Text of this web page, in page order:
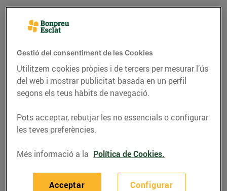
RECEPTES
Paella marinera
Gestió del consentiment de les Cookies
Utilitzem cookies pròpies i de tercers per mesurar l’ús
del web i mostrar publicitat basada en un perfil
segons els teus hàbits de navegació.
Pots acceptar, rebutjar les no essencials o configurar
les teves preferències.
Més informació a la Política de Cookies.
Configurar
Acceptar